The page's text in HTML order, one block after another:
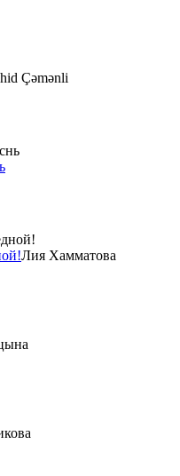
Çəmənli
Лия Хамматова